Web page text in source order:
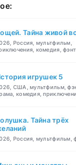
Тайна живой
Россия, мультфильм,
комедия,
игрушек 5
США, мультфильм,
комедия,
Тайна трёх
Россия, мультфильм,